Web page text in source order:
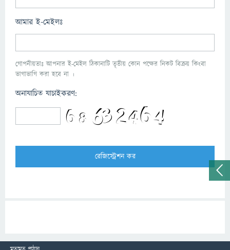
আমার ই-মেইলঃ
গোপনীয়তাঃ আপনার ই-মেইল ঠিকানাটি তৃতীয় কোন পক্ষের নিকট বিক্রয় কিংবা
ভাগাভাগি করা হবে না ।
অনাযাচিত যাচাইকরণ: